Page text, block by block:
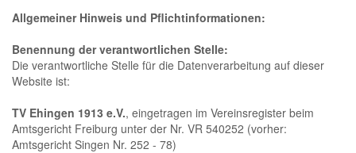
Allgemeiner Hinweis und Pflichtinformationen:
Benennung der verantwortlichen Stelle:
Die verantwortliche Stelle für die Datenverarbeitung auf dieser
Website ist:
TV Ehingen 1913 e.V., eingetragen im Vereinsregister beim
Amtsgericht Freiburg unter der Nr. VR 540252 (vorher:
Amtsgericht Singen Nr. 252 - 78)